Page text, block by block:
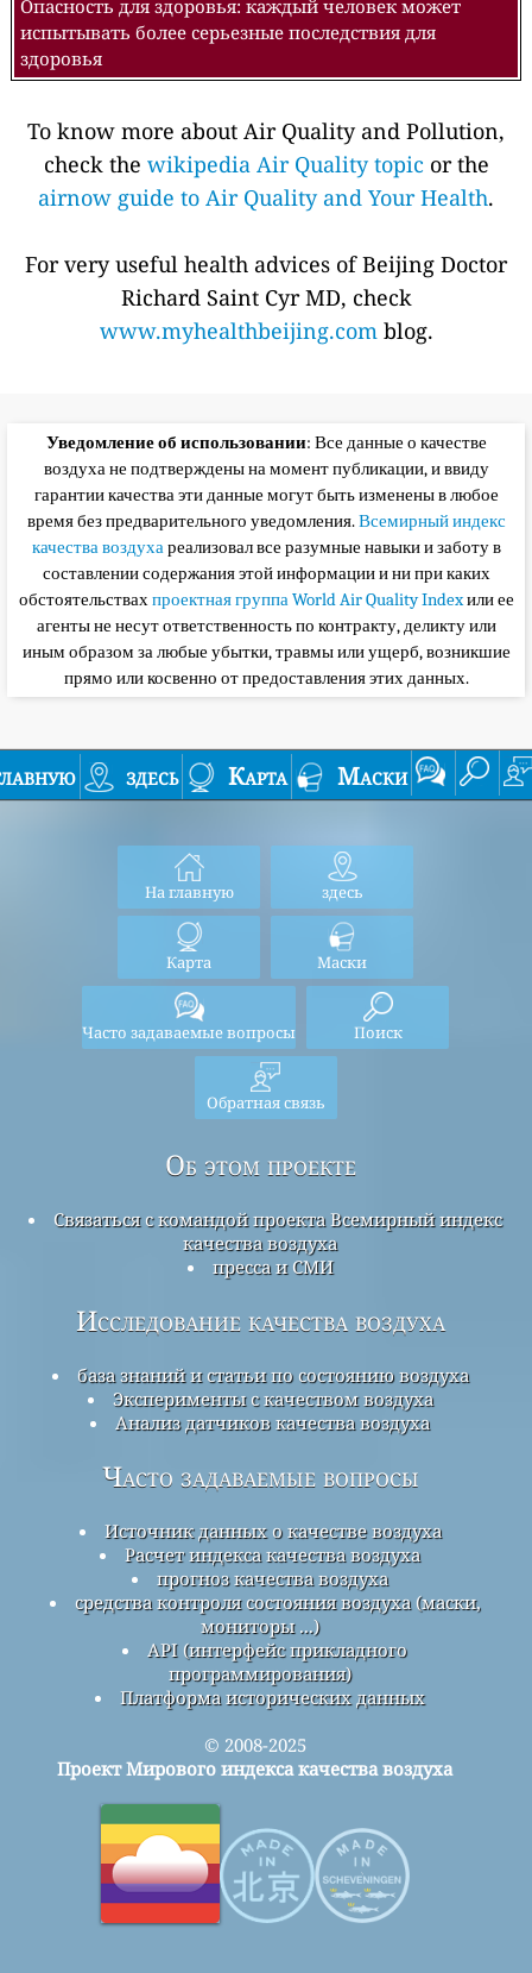
Опасность для здоровья: каждый человек может
испытывать более серьезные последствия для
здоровья
To know more about Air Quality and Pollution,
check the wikipedia Air Quality topic or the
airnow guide to Air Quality and Your Health.
For very useful health advices of Beijing Doctor
Richard Saint Cyr MD, check
www.myhealthbeijing.com blog.
Уведомление об использовании: Все данные о качестве
воздуха не подтверждены на момент публикации, и ввиду
гарантии качества эти данные могут быть изменены в любое
время без предварительного уведомления.Всемирный индекс
качества воздухареализовал все разумные навыки и заботу в
составлении содержания этой информации и ни при каких
обстоятельствахпроектная группа World Air Quality Indexили ее
агенты не несут ответственность по контракту, деликту или
иным образом за любые убытки, травмы или ущерб, возникшие
прямо или косвенно от предоставления этих данных.
здесь Карта Маски
На главную здесь
Карта Маски
Часто задаваемые вопросы Поиск
Обратная связь
Об этом проекте
Связаться с командой проекта Всемирный индекс
качества воздуха
пресса и СМИ
Исследование качества воздуха
база знаний и статьи по состоянию воздуха
Эксперименты с качеством воздуха
Анализ датчиков качества воздуха
Часто задаваемые вопросы
Источник данных о качестве воздуха
Расчет индекса качества воздуха
прогноз качества воздуха
средства контроля состояния воздуха (маски,
мониторы ...)
API (интерфейс прикладного
программирования)
Платформа исторических данных
© 2008-2025
Проект Мирового индекса качества воздуха